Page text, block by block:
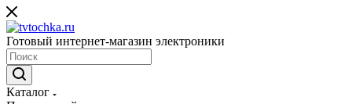
Готовый интернет-магазин электроники
Каталог